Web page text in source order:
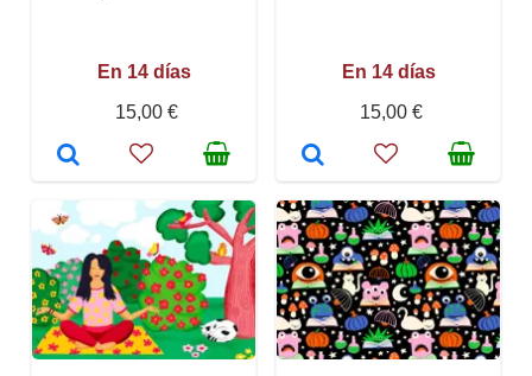
En 14 días
15,00 €
En 14 días
15,00 €